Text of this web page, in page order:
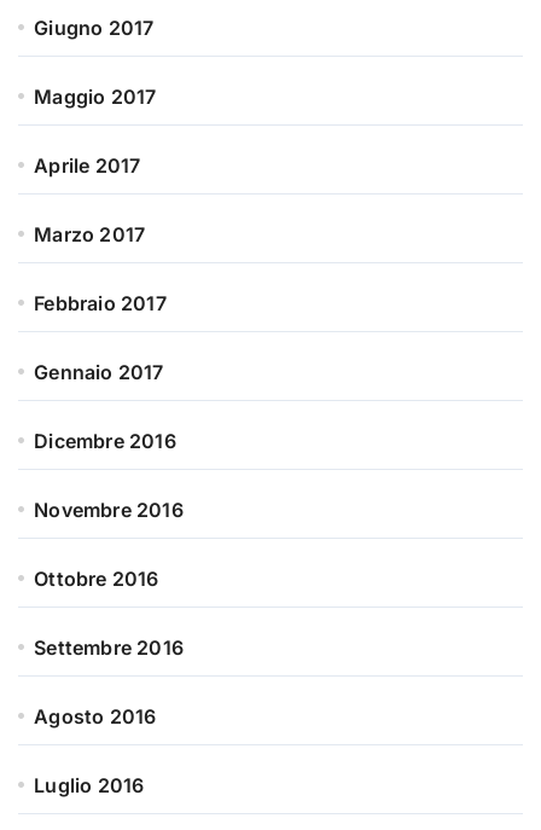
Giugno 2017
Maggio 2017
Aprile 2017
Marzo 2017
Febbraio 2017
Gennaio 2017
Dicembre 2016
Novembre 2016
Ottobre 2016
Settembre 2016
Agosto 2016
Luglio 2016